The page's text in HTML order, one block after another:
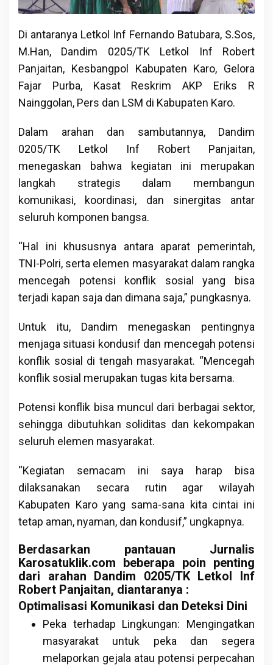
Di antaranya Letkol Inf Fernando Batubara, S.Sos,
M.Han, Dandim 0205/TK Letkol Inf Robert
Panjaitan, Kesbangpol Kabupaten Karo, Gelora
Fajar Purba, Kasat Reskrim AKP Eriks R
Nainggolan, Pers dan LSM di Kabupaten Karo.
Dalam arahan dan sambutannya, Dandim
0205/TK Letkol Inf Robert Panjaitan,
menegaskan bahwa kegiatan ini merupakan
langkah strategis dalam membangun
komunikasi, koordinasi, dan sinergitas antar
seluruh komponen bangsa.
“Hal ini khususnya antara aparat pemerintah,
TNI-Polri, serta elemen masyarakat dalam rangka
mencegah potensi konflik sosial yang bisa
terjadi kapan saja dan dimana saja,” pungkasnya.
Untuk itu, Dandim menegaskan pentingnya
menjaga situasi kondusif dan mencegah potensi
konflik sosial di tengah masyarakat. “Mencegah
konflik sosial merupakan tugas kita bersama.
Potensi konflik bisa muncul dari berbagai sektor,
sehingga dibutuhkan soliditas dan kekompakan
seluruh elemen masyarakat.
“Kegiatan semacam ini saya harap bisa
dilaksanakan secara rutin agar wilayah
Kabupaten Karo yang sama-sana kita cintai ini
tetap aman, nyaman, dan kondusif,” ungkapnya.
Berdasarkan pantauan Jurnalis
Karosatuklik.com beberapa poin penting
dari arahan Dandim 0205/TK Letkol Inf
Robert Panjaitan, diantaranya :
Optimalisasi Komunikasi dan Deteksi Dini
Peka terhadap Lingkungan: Mengingatkan
masyarakat untuk peka dan segera
melaporkan gejala atau potensi perpecahan